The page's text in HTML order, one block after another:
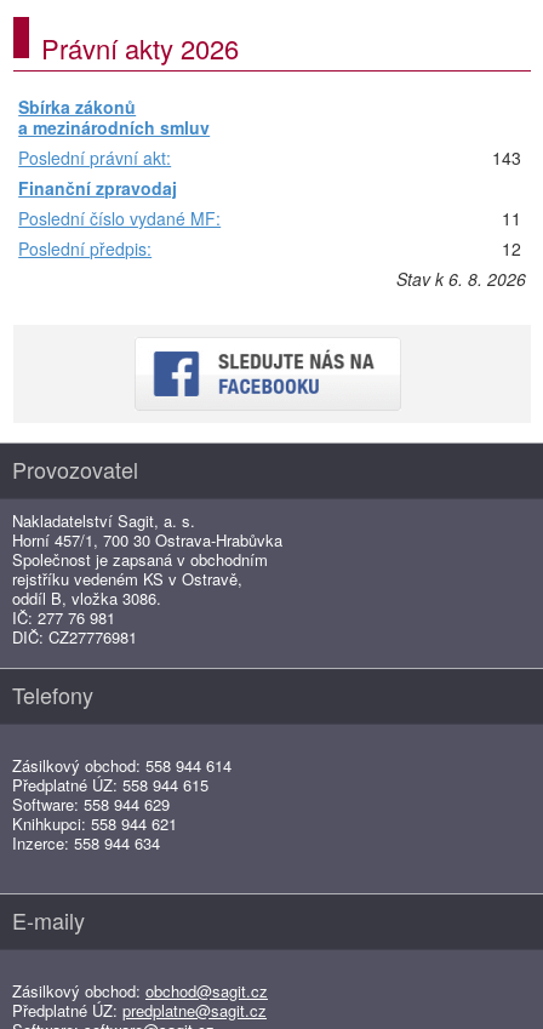
Právní akty 2026
Sbírka zákonů
a mezinárodních smluv
Poslední právní akt:
143
Finanční zpravodaj
Poslední číslo vydané MF:
11
Poslední předpis:
12
Stav k 6. 8. 2026
Provozovatel
Nakladatelství Sagit, a. s.
Horní 457/1, 700 30 Ostrava-Hrabůvka
Společnost je zapsaná v obchodním
rejstříku vedeném KS v Ostravě,
oddíl B, vložka 3086.
IČ: 277 76 981
DIČ: CZ27776981
Telefony
Zásilkový obchod: 558 944 614
Předplatné ÚZ: 558 944 615
Software: 558 944 629
Knihkupci: 558 944 621
Inzerce: 558 944 634
E-maily
Zásilkový obchod: obchod@sagit.cz
Předplatné ÚZ: predplatne@sagit.cz